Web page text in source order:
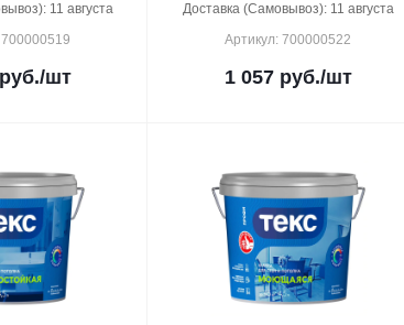
11 августа
/шт
Доставка (Самовывоз): 11 августа
Артикул: 700000522
1 057руб./шт